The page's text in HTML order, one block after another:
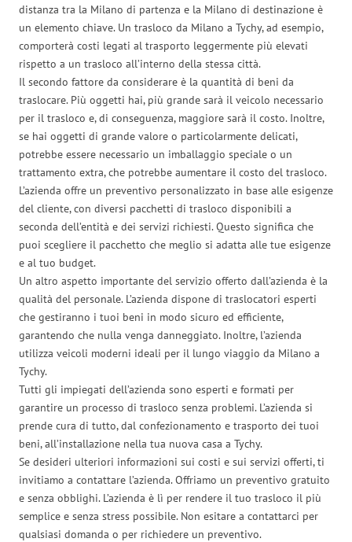
distanza tra la Milano di partenza e la Milano di destinazione è
un elemento chiave. Un trasloco da Milano a Tychy, ad esempio,
comporterà costi legati al trasporto leggermente più elevati
rispetto a un trasloco all’interno della stessa città.
Il secondo fattore da considerare è la quantità di beni da
traslocare. Più oggetti hai, più grande sarà il veicolo necessario
per il trasloco e, di conseguenza, maggiore sarà il costo. Inoltre,
se hai oggetti di grande valore o particolarmente delicati,
potrebbe essere necessario un imballaggio speciale o un
trattamento extra, che potrebbe aumentare il costo del trasloco.
L’azienda offre un preventivo personalizzato in base alle esigenze
del cliente, con diversi pacchetti di trasloco disponibili a
seconda dell’entità e dei servizi richiesti. Questo significa che
puoi scegliere il pacchetto che meglio si adatta alle tue esigenze
e al tuo budget.
Un altro aspetto importante del servizio offerto dall’azienda è la
qualità del personale. L’azienda dispone di traslocatori esperti
che gestiranno i tuoi beni in modo sicuro ed efficiente,
garantendo che nulla venga danneggiato. Inoltre, l’azienda
utilizza veicoli moderni ideali per il lungo viaggio da Milano a
Tychy.
Tutti gli impiegati dell’azienda sono esperti e formati per
garantire un processo di trasloco senza problemi. L’azienda si
prende cura di tutto, dal confezionamento e trasporto dei tuoi
beni, all’installazione nella tua nuova casa a Tychy.
Se desideri ulteriori informazioni sui costi e sui servizi offerti, ti
invitiamo a contattare l’azienda. Offriamo un preventivo gratuito
e senza obblighi. L’azienda è lì per rendere il tuo trasloco il più
semplice e senza stress possibile. Non esitare a contattarci per
qualsiasi domanda o per richiedere un preventivo.